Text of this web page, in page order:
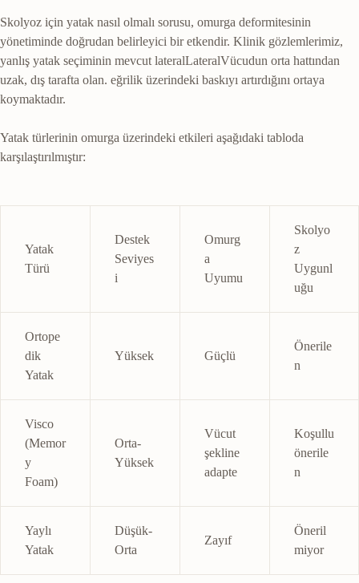
Skolyoz için yatak nasıl olmalı sorusu, omurga deformitesinin
yönetiminde doğrudan belirleyici bir etkendir. Klinik gözlemlerimiz,
yanlış yatak seçiminin mevcut lateralLateralVücudun orta hattından
uzak, dış tarafta olan. eğrilik üzerindeki baskıyı artırdığını ortaya
koymaktadır.
Yatak türlerinin omurga üzerindeki etkileri aşağıdaki tabloda
karşılaştırılmıştır:
Yatak
Türü
Destek
Seviyes
i
Omurg
a
Uyumu
Skolyo
z
Uygunl
uğu
Ortope
dik
Yatak
Yüksek Güçlü
Önerile
n
Visco
(Memor
y
Foam)
Orta-
Yüksek
Vücut
şekline
adapte
Koşullu
önerile
n
Yaylı
Yatak
Düşük-
Orta
Zayıf
Öneril
miyor